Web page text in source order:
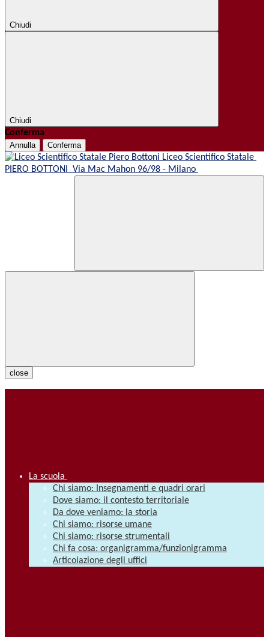
Chiudi
Chiudi
Conferma
Annulla Conferma
Liceo Scientifico Statale
PIERO BOTTONI Via Mac Mahon 96/98 - Milano
close
La scuola
Chi siamo: Insegnamenti e quadri orari
Dove siamo: il contesto territoriale
Da dove veniamo: la storia
Chi siamo: risorse umane
Chi siamo: risorse strumentali
Chi fa cosa: organigramma/funzionigramma
Articolazione degli uffici